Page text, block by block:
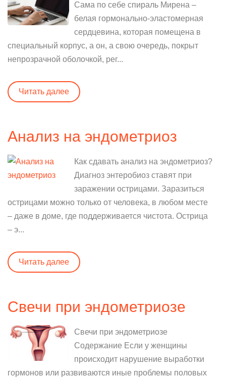
Сама по себе спираль Мирена –
белая гормонально-эластомерная
сердцевина, которая помещена в
специальный корпус, а он, а свою очередь, покрыт
непрозрачной оболочкой, рег...
Читать далее
Анализ на эндометриоз
Как сдавать анализ на эндометриоз?
Диагноз энтеробиоз ставят при
заражении острицами. Заразиться
острицами можно только от человека, в любом месте
– даже в доме, где поддерживается чистота. Острица
– э...
Читать далее
Свечи при эндометриозе
Свечи при эндометриозе
Содержание Если у женщины
происходит нарушение выработки
гормонов или развиваются иные проблемы половых